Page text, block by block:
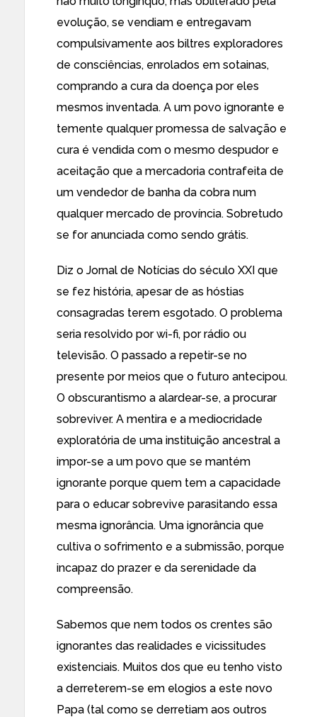
evolução, se vendiam e entregavam
compulsivamente aos biltres exploradores
de consciências, enrolados em sotainas,
comprando a cura da doença por eles
mesmos inventada. A um povo ignorante e
temente qualquer promessa de salvação e
cura é vendida com o mesmo despudor e
aceitação que a mercadoria contrafeita de
um vendedor de banha da cobra num
qualquer mercado de província. Sobretudo
se for anunciada como sendo grátis.
Diz o Jornal de Notícias do século XXI que
se fez história, apesar de as hóstias
consagradas terem esgotado. O problema
seria resolvido por wi-fi, por rádio ou
televisão. O passado a repetir-se no
presente por meios que o futuro antecipou.
O obscurantismo a alardear-se, a procurar
sobreviver. A mentira e a mediocridade
exploratória de uma instituição ancestral a
impor-se a um povo que se mantém
ignorante porque quem tem a capacidade
para o educar sobrevive parasitando essa
mesma ignorância. Uma ignorância que
cultiva o sofrimento e a submissão, porque
incapaz do prazer e da serenidade da
compreensão.
Sabemos que nem todos os crentes são
ignorantes das realidades e vicissitudes
existenciais. Muitos dos que eu tenho visto
a derreterem-se em elogios a este novo
Papa (tal como se derretiam aos outros